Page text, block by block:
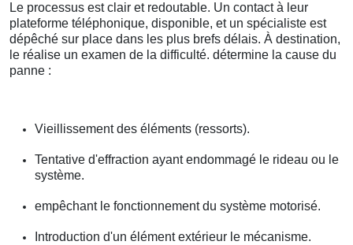
Le processus est clair et redoutable. Un contact à leur
plateforme téléphonique, disponible, et un spécialiste est
dépêché sur place dans les plus brefs délais. À destination,
le réalise un examen de la difficulté. détermine la cause du
panne :
Vieillissement des éléments (ressorts).
Tentative d'effraction ayant endommagé le rideau ou le
système.
empêchant le fonctionnement du système motorisé.
Introduction d'un élément extérieur le mécanisme.